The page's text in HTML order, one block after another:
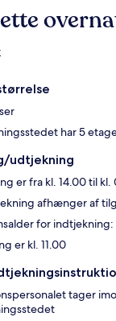
har 5
udtjekning
er fra kl. 14.00 til kl.
afhænger af
for indtjekning:
er kl. 11.00
tager